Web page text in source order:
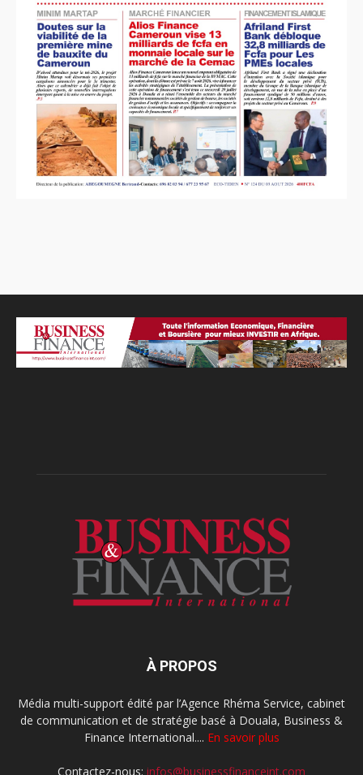
À PROPOS
Média multi-support édité par l’Agence Rhéma Service, cabinet
de communication et de stratégie basé à Douala, Business &
Finance International.... En savoir plus
Contactez-nous: infos@businessfinanceint.com